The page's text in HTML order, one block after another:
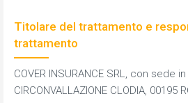
Titolare del trattamento e
trattamento
COVER INSURANCE SRL, con sede in
CIRCONVALLAZIONE CLODIA, 00195